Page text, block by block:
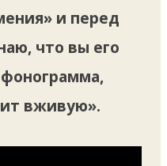
и перед
что вы его
вживую».